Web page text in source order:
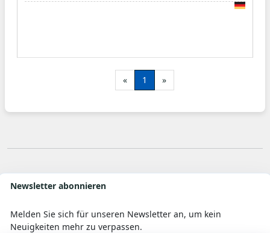
« 1 »
Newsletter abonnieren
Melden Sie sich für unseren Newsletter an, um kein
Neuigkeiten mehr zu verpassen.